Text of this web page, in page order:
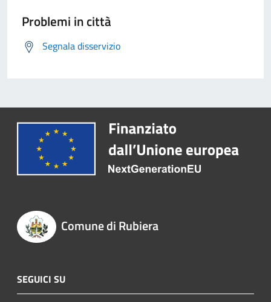
Problemi in città
Segnala disservizio
Comune di Rubiera
SEGUICI SU